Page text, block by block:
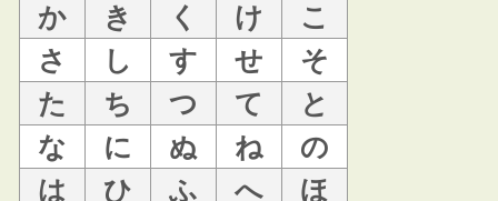
か
き く け
こ
さ
し す せ
そ
た
ち つ て
と
な
に ぬ ね
の
は
ひ ふ へ
ほ